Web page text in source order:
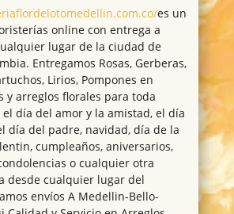
es un
online con entrega a
lugar de la ciudad de
Entregamos Rosas, Gerberas,
Lirios, Pompones en
y arreglos florales para toda
el día del amor y la amistad, el día
día del padre, navidad, día de la
cumpleaños, aniversarios,
o cualquier otra
desde cualquier lugar del
envíos A Medellin-Bello-